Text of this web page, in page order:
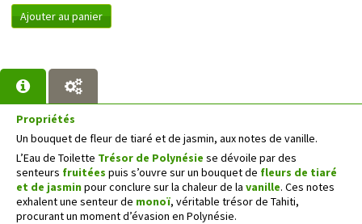
Ajouter au panier
Propriétés
Un bouquet de fleur de tiaré et de jasmin, aux notes de vanille.
L’Eau de Toilette Trésor de Polynésie se dévoile par des
senteurs fruitées puis s’ouvre sur un bouquet de fleurs de tiaré
et de jasminpour conclure sur la chaleur de la vanille. Ces notes
exhalent une senteur de monoï, véritable trésor de Tahiti,
procurant un moment d’évasion en Polynésie.